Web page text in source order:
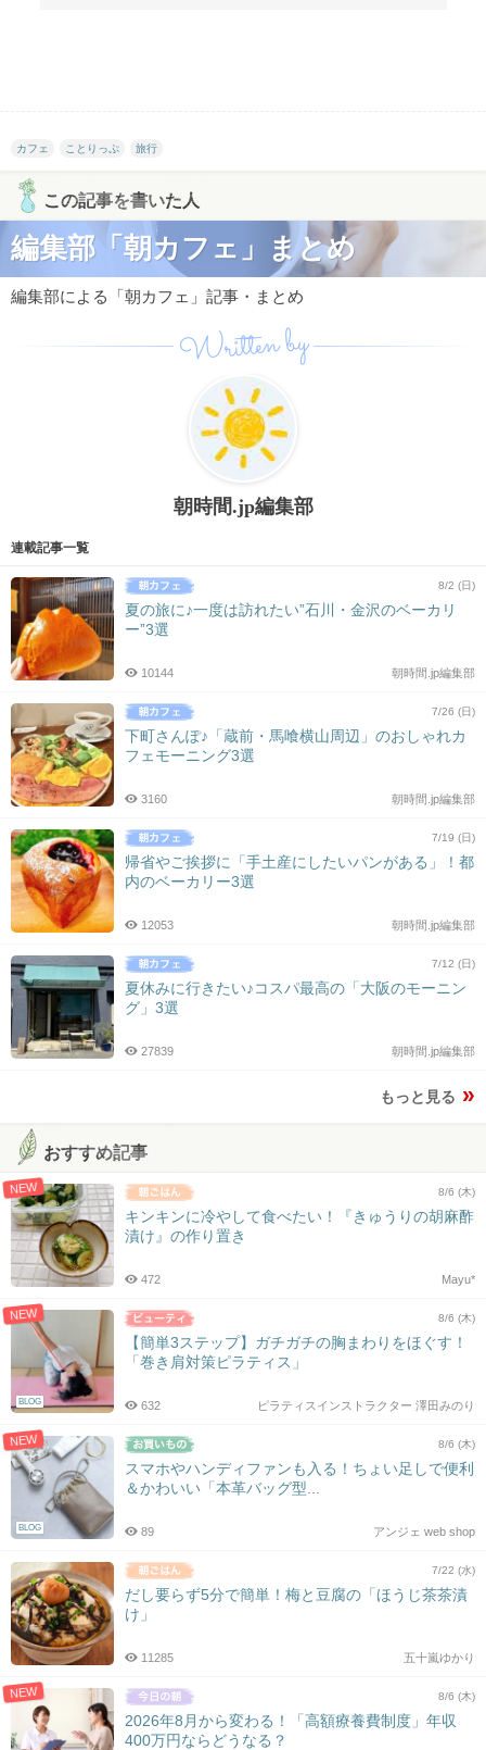
カフェ ことりっぷ 旅行
この記事を書いた人
編集部「朝カフェ」まとめ
編集部による「朝カフェ」記事・まとめ
Written by
朝時間.jp編集部
連載記事一覧
8/2 (日)
夏の旅に♪一度は訪れたい”石川・金沢のベーカリ
ー”3選
朝時間.jp編集部
10144
7/26 (日)
下町さんぽ♪「蔵前・馬喰横山周辺」のおしゃれカ
フェモーニング3選
朝時間.jp編集部
3160
7/19 (日)
帰省やご挨拶に「手土産にしたいパンがある」！都
内のベーカリー3選
朝時間.jp編集部
12053
7/12 (日)
夏休みに行きたい♪コスパ最高の「大阪のモーニン
グ」3選
朝時間.jp編集部
27839
もっと見る
おすすめ記事
NEW 8/6 (木)
キンキンに冷やして食べたい！『きゅうりの胡麻酢
漬け』の作り置き
Mayu*
472
NEW
BLOG
8/6 (木)
【簡単3ステップ】ガチガチの胸まわりをほぐす！
「巻き肩対策ピラティス」
ピラティスインストラクター 澤田みのり
632
NEW
BLOG
8/6 (木)
スマホやハンディファンも入る！ちょい足しで便利
＆かわいい「本革バッグ型...
アンジェ web shop
89
7/22 (水)
だし要らず5分で簡単！梅と豆腐の「ほうじ茶茶漬
け」
五十嵐ゆかり
11285
NEW 8/6 (木)
2026年8月から変わる！「高額療養費制度」年収
400万円ならどうなる？